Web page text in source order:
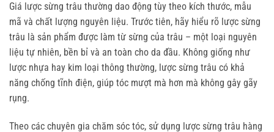
Giá lược sừng trâu thường dao động tùy theo kích thước, mẫu
mã và chất lượng nguyên liệu. Trước tiên, hãy hiểu rõ lược sừng
trâu là sản phẩm được làm từ sừng của trâu – một loại nguyên
liệu tự nhiên, bền bỉ và an toàn cho da đầu. Không giống như
lược nhựa hay kim loại thông thường, lược sừng trâu có khả
năng chống tĩnh điện, giúp tóc mượt mà hơn mà không gây gãy
rụng.
Theo các chuyên gia chăm sóc tóc, sử dụng lược sừng trâu hàng